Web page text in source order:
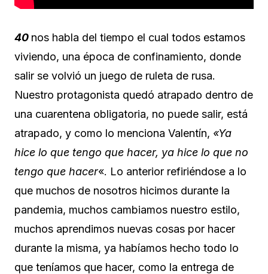
40 nos habla del tiempo el cual todos estamos
viviendo, una época de confinamiento, donde
salir se volvió un juego de ruleta de rusa.
Nuestro protagonista quedó atrapado dentro de
una cuarentena obligatoria, no puede salir, está
atrapado, y como lo menciona Valentín, «Ya
hice lo que tengo que hacer, ya hice lo que no
tengo que hacer«. Lo anterior refiriéndose a lo
que muchos de nosotros hicimos durante la
pandemia, muchos cambiamos nuestro estilo,
muchos aprendimos nuevas cosas por hacer
durante la misma, ya habíamos hecho todo lo
que teníamos que hacer, como la entrega de